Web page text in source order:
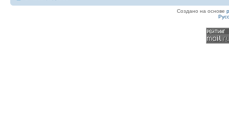
Создано на основе